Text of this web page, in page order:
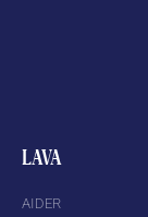
LAVA
AIDER